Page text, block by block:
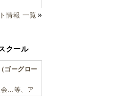
情報 一覧
クール
ゴーグロー
会…等、ア